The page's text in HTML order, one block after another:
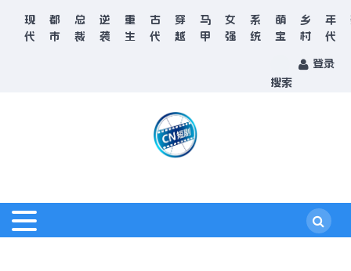
现
代
都
市
总
裁
逆
袭
重
生
古
代
穿
越
马
甲
女
强
系
统
萌
宝
乡
村
年
代
搜索
登录